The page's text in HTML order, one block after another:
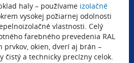
haly – používame izolačné
vysokej požiarnej odolnosti
vlastnosti. Celý
farebného prevedenia RAL
prvkov, okien, dverí aj brán –
čistý a technicky precízny celok.